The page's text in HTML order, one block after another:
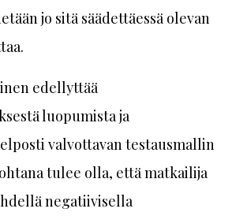
jo sitä säädettäessä olevan
edellyttää
luopumista ja
valvottavan testausmallin
tulee olla, että matkailija
negatiivisella